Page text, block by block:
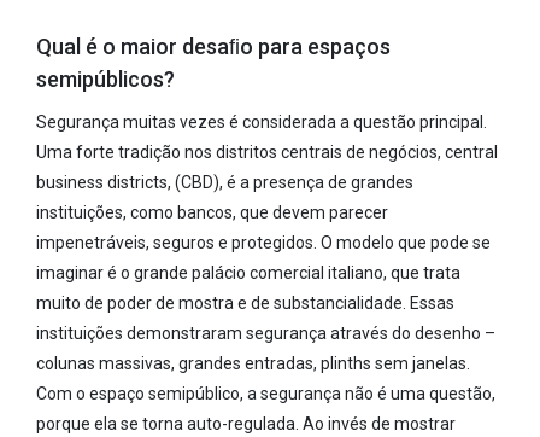
Qual é o maior desaﬁo para espaços
semipúblicos?
Segurança muitas vezes é considerada a questão principal.
Uma forte tradição nos distritos centrais de negócios, central
business districts, (CBD), é a presença de grandes
instituições, como bancos, que devem parecer
impenetráveis, seguros e protegidos. O modelo que pode se
imaginar é o grande palácio comercial italiano, que trata
muito de poder de mostra e de substancialidade. Essas
instituições demonstraram segurança através do desenho –
colunas massivas, grandes entradas, plinths sem janelas.
Com o espaço semipúblico, a segurança não é uma questão,
porque ela se torna auto-regulada. Ao invés de mostrar